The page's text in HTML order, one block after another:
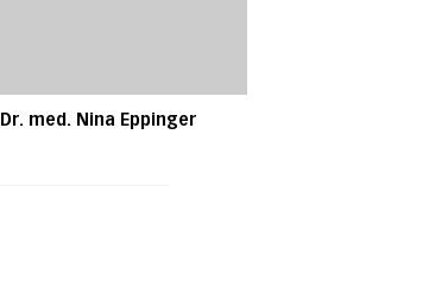
Dr. med. Nina Eppinger